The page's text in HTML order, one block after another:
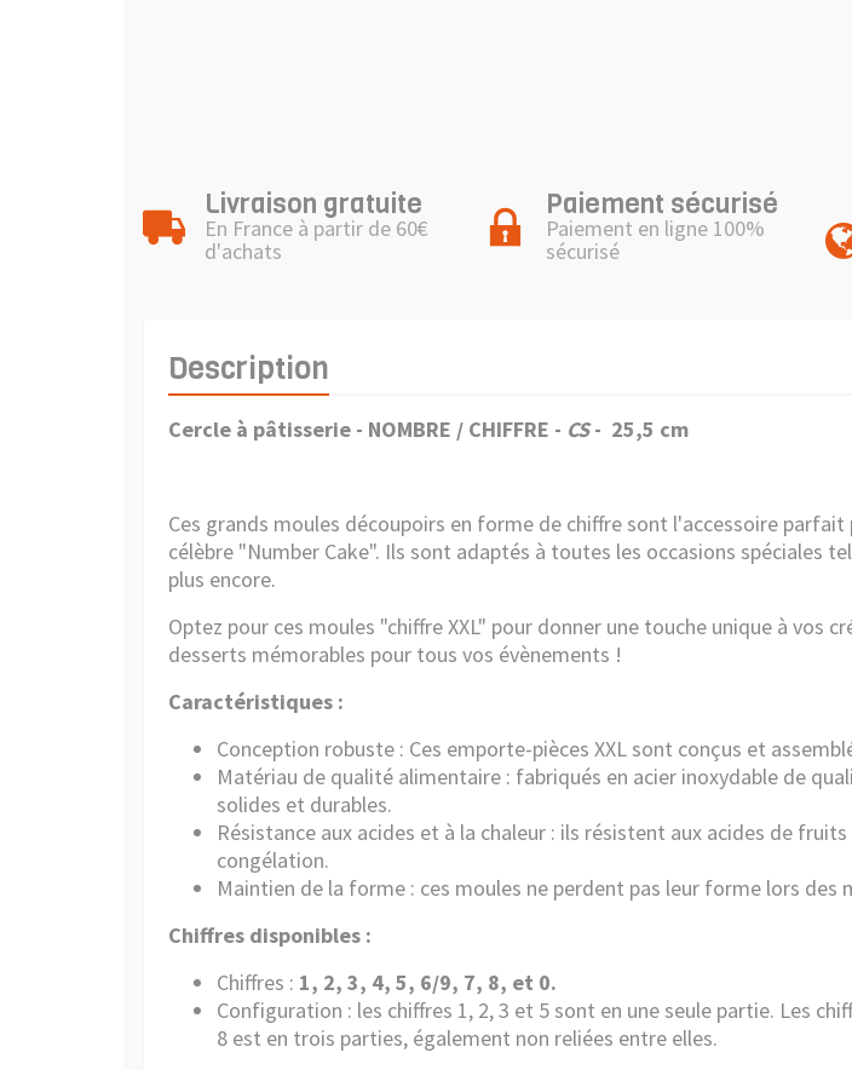
Livraison gratuite
En France à partir de 60€
d'achats
Paiement sécurisé
Paiement en ligne 100%
sécurisé
Description
Cercle à pâtisserie - NOMBRE / CHIFFRE - CS- 25,5 cm
Ces grands moules découpoirs en forme de chiffre sont l'accessoire
célèbre "Number Cake". Ils sont adaptés à toutes les occasions spéciales
plus encore.
Optez pour ces moules "chiffre XXL" pour donner une touche unique à vos
desserts mémorables pour tous vos évènements !
Caractéristiques :
Conception robuste : Ces emporte-pièces XXL sont conçus et
Matériau de qualité alimentaire : fabriqués en acier inoxydable de
solides et durables.
Résistance aux acides et à la chaleur : ils résistent aux acides de
congélation.
Maintien de la forme : ces moules ne perdent pas leur forme lors des
Chiffres disponibles :
Chiffres : 1, 2, 3, 4, 5, 6/9, 7, 8, et 0.
Configuration : les chiffres 1, 2, 3 et 5 sont en une seule partie. Les
8 est en trois parties, également non reliées entre elles.